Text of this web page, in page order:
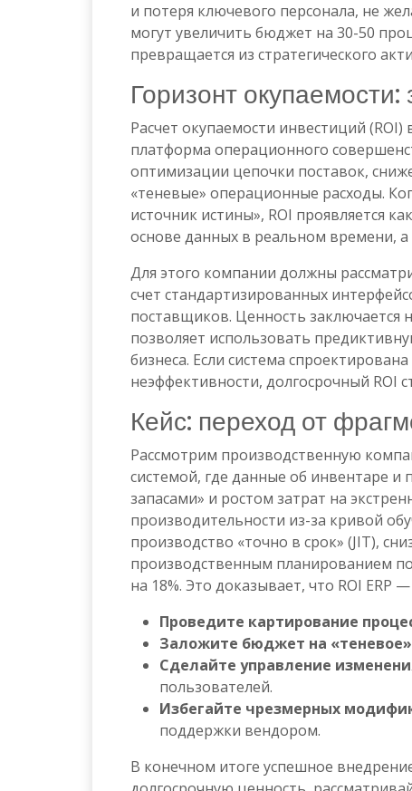
и потеря ключевого персонала, не
могут увеличить бюджет на 30-50
превращается из стратегического
Горизонт
Расчет окупаемости инвестиций
платформа операционного
оптимизации цепочки поставок,
«теневые» операционные расходы.
источник истины», ROI проявляется
основе данных в реальном времени, а
Для этого компании должны
счет стандартизированных
поставщиков. Ценность заключается
позволяет использовать
бизнеса. Если система
неэффективности, долгосрочный
Кейс: переход от
Рассмотрим производственную
системой, где данные об инвентаре
запасами» и ростом затрат на
производительности из-за кривой
производство «точно в срок» (JIT),
производственным планированием
на 18%. Это доказывает, что ROI
Проведите картирование
Заложите бюджет на
Сделайте управление
пользователей.
Избегайте чрезмерных
поддержки вендором.
В конечном итоге успешное